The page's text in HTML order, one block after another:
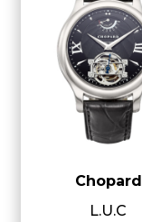
Chopard
L.U.C